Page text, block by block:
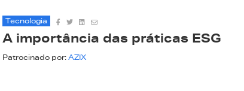
Tecnologia
A importância das práticas ESG
Patrocinado por: AZIX